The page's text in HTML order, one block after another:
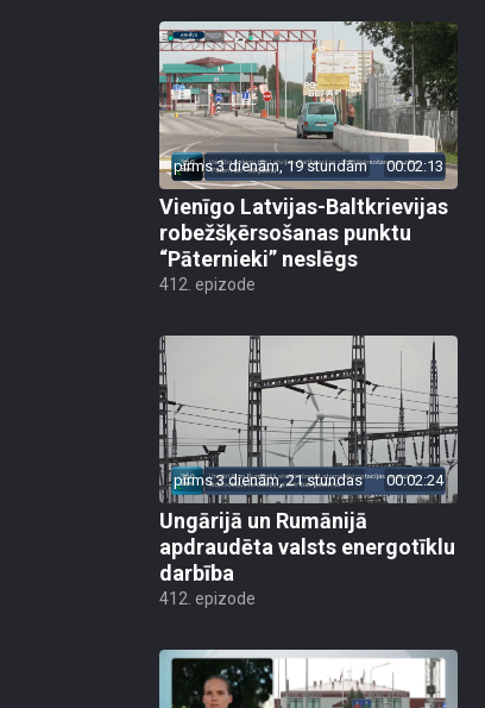
pirms 3 dienām, 19 stundām 00:02:13
Vienīgo Latvijas-Baltkrievijas
robežšķērsošanas punktu
“Pāternieki” neslēgs
412. epizode
pirms 3 dienām, 21 stundas 00:02:24
Ungārijā un Rumānijā
apdraudēta valsts energotīklu
darbība
412. epizode